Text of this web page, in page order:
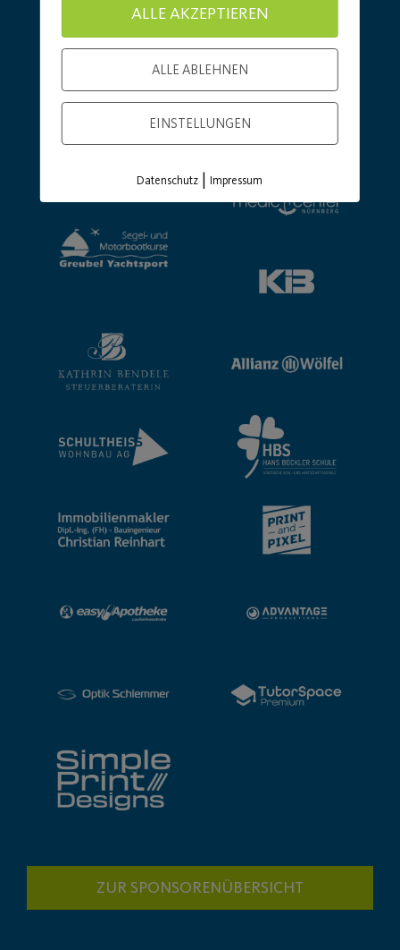
ZUR SPONSORENÜBERSICHT
ALLE AKZEPTIEREN
ALLE ABLEHNEN
EINSTELLUNGEN
Datenschutz |Impressum